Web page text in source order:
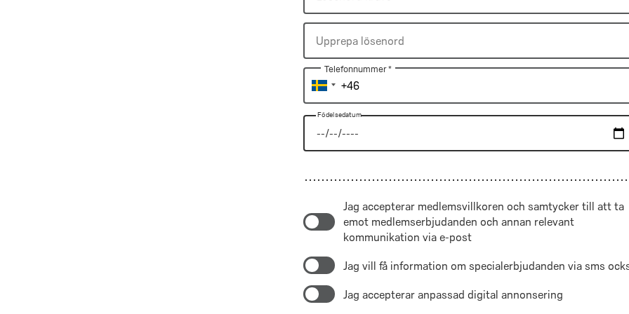
krävs
lösenord
Upprepa lösenord
Telefonnummer *
Födelsedatum
Födelsedatum
Jag accepterar medlemsvillkoren och samtycker till att ta
emot medlemserbjudanden och annan relevant
kommunikation via e-post
Jag vill få information om specialerbjudanden via sms
Jag accepterar anpassad digital annonsering